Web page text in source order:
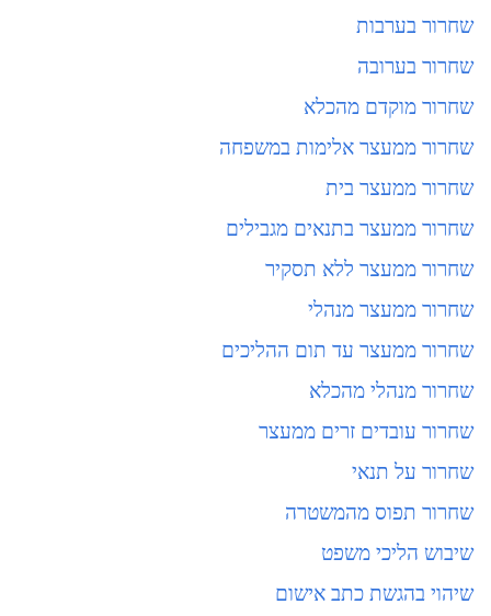
שחרור בערבות
שחרור בערובה
שחרור מוקדם מהכלא
שחרור ממעצר אלימות במשפחה
שחרור ממעצר בית
שחרור ממעצר בתנאים מגבילים
שחרור ממעצר ללא תסקיר
שחרור ממעצר מנהלי
שחרור ממעצר עד תום ההליכים
שחרור מנהלי מהכלא
שחרור עובדים זרים ממעצר
שחרור על תנאי
שחרור תפוס מהמשטרה
שיבוש הליכי משפט
שיהוי בהגשת כתב אישום